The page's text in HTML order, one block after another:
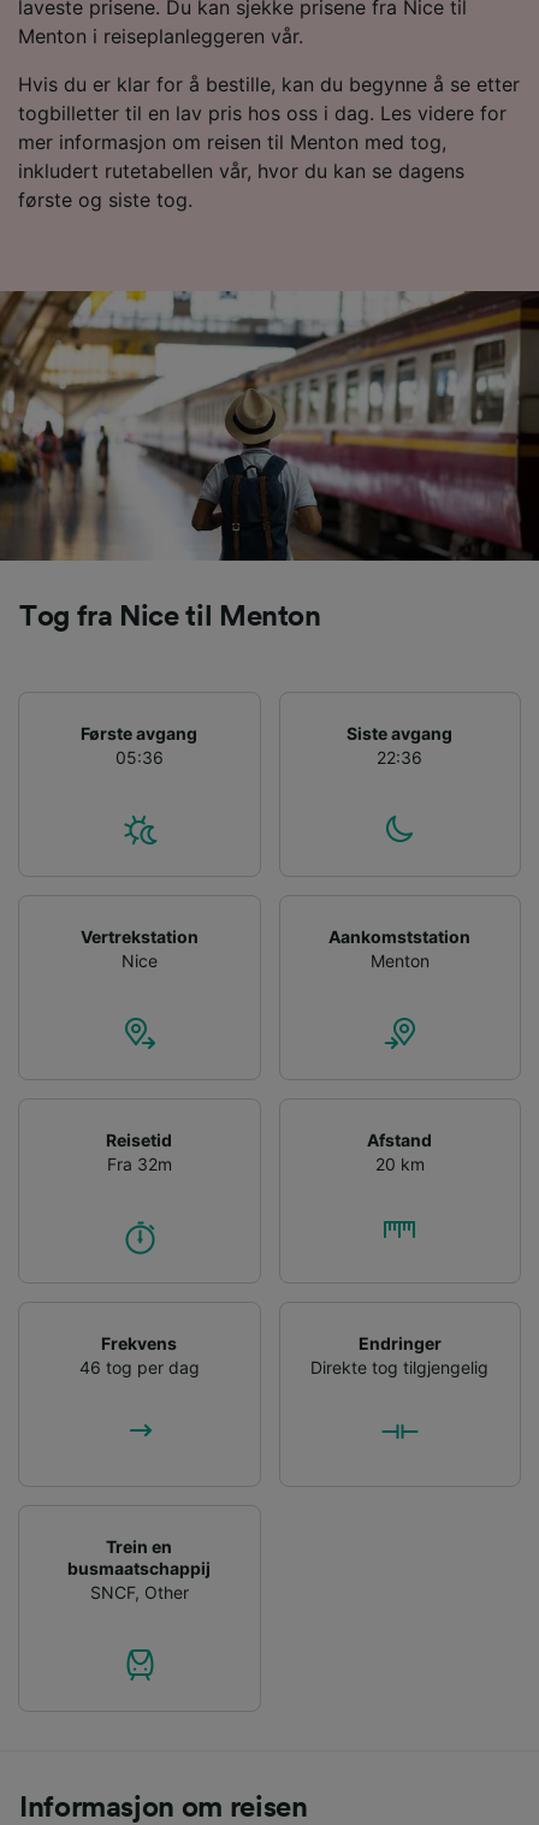
laveste prisene. Du kan sjekke prisene fra Nice til
Menton i reiseplanleggeren vår.
Hvis du er klar for å bestille, kan du begynne å se etter
togbilletter til en lav pris hos oss i dag. Les videre for
mer informasjon om reisen til Menton med tog,
inkludert rutetabellen vår, hvor du kan se dagens
første og siste tog.
Tog fra Nice til Menton
Første avgang
05:36
Siste avgang
22:36
Vertrekstation
Nice
Aankomststation
Menton
Reisetid
Fra 32m
Afstand
20 km
Frekvens
46 tog per dag
Endringer
Direkte tog tilgjengelig
Trein en
busmaatschappij
SNCF, Other
Informasjon om reisen
We and our partners process data to provide:
Use precise geolocation data. Actively scan
and/or access information on a device.
Personalised advertising and content,
advertising and content measurement,
audience research and services development.
List of Partners